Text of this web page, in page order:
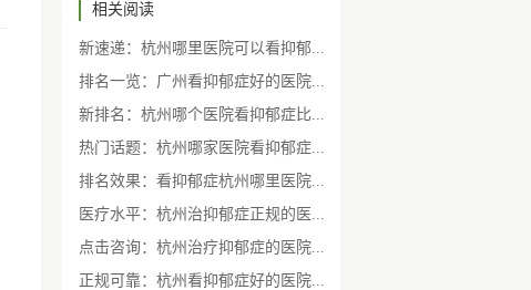
相关阅读
新速递：杭州哪里医院可以看抑郁...
排名一览：广州看抑郁症好的医院...
新排名：杭州哪个医院看抑郁症比...
热门话题：杭州哪家医院看抑郁症...
排名效果：看抑郁症杭州哪里医院...
医疗水平：杭州治抑郁症正规的医...
点击咨询：杭州治疗抑郁症的医院...
正规可靠：杭州看抑郁症好的医院...